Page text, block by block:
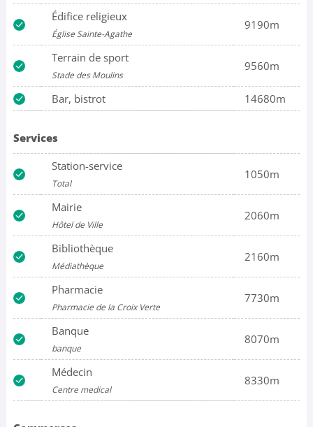
Édifice religieux
Église Sainte-Agathe
9190m
Terrain de sport
Stade des Moulins
9560m
Bar, bistrot 14680m
Services
Station-service
Total
1050m
Mairie
Hôtel de Ville
2060m
Bibliothèque
Médiathèque
2160m
Pharmacie
Pharmacie de la Croix Verte
7730m
Banque
banque
8070m
Médecin
Centre medical
8330m